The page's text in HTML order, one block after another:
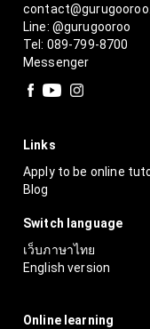
Line: @gurugooroo
Tel: 089-799-8700
Messenger
Links
Apply to be online
Blog
Switch language
เว็บภาษาไทย
English version
Online learning